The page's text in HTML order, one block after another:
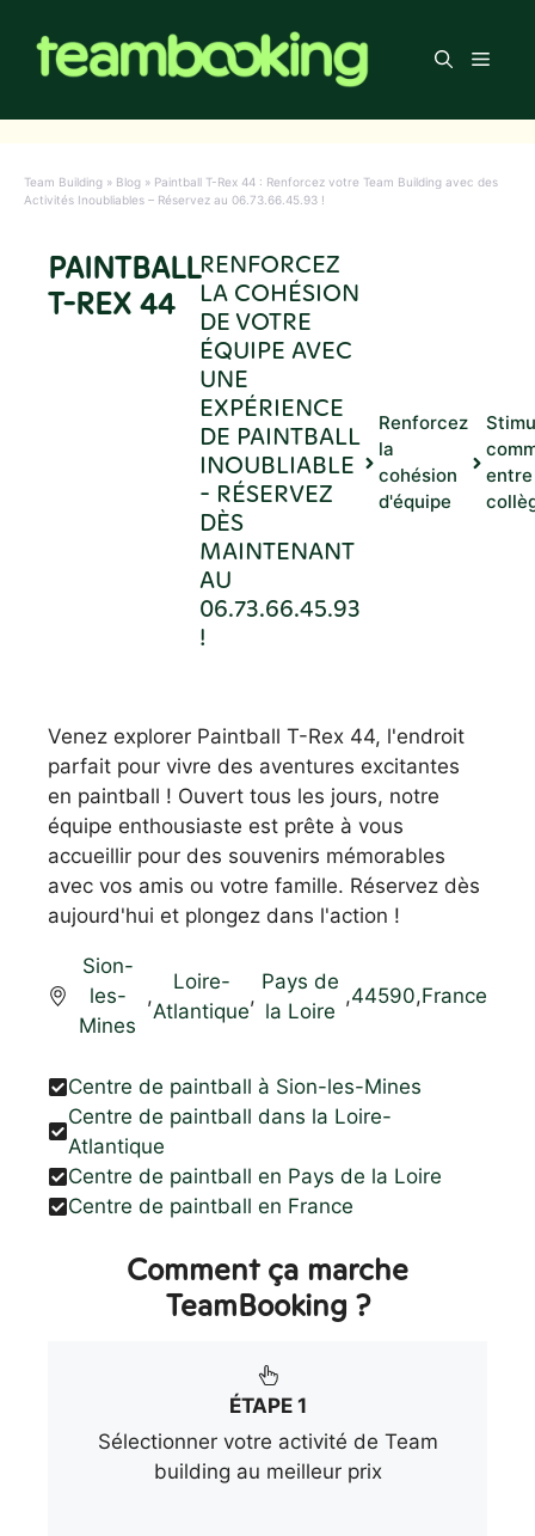
contenu
Menu
Team Building » Blog » Paintball T-Rex 44 : Renforcez votre Team Building avec des
Activités Inoubliables – Réservez au 06.73.66.45.93 !
PAINTBALL
T-REX 44
RENFORCEZ
LA COHÉSION
DE VOTRE
ÉQUIPE AVEC
UNE
EXPÉRIENCE
DE PAINTBALL
INOUBLIABLE
- RÉSERVEZ
DÈS
MAINTENANT
AU
06.73.66.45.93
!
Renforcez
la
cohésion
d'équipe
entre
Venez explorer Paintball T-Rex 44, l'endroit
parfait pour vivre des aventures excitantes
en paintball ! Ouvert tous les jours, notre
équipe enthousiaste est prête à vous
accueillir pour des souvenirs mémorables
avec vos amis ou votre famille. Réservez dès
aujourd'hui et plongez dans l'action !
Sion-
les-
Mines
,
Loire-
Atlantique
,
Pays de
la Loire
,44590,France
Centre de paintball à Sion-les-Mines
Centre de paintball dans la Loire-
Atlantique
Centre de paintball en Pays de la Loire
Centre de paintball en France
Comment ça marche
TeamBooking ?
ÉTAPE 1
Sélectionner votre activité de Team
building au meilleur prix